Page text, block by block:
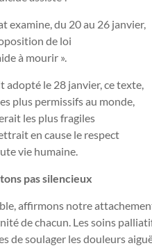
examine, du 20 au 26 janvier,
de loi
à mourir ».
adopté le 28 janvier, ce texte,
plus permissifs au monde,
les plus fragiles
en cause le respect
vie humaine.
pas silencieux
affirmons notre
de chacun. Les soins
de soulager les douleurs